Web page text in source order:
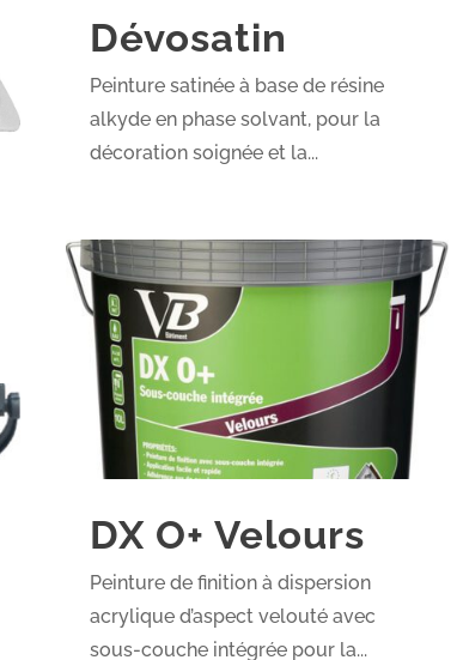
Dévosatin
Peinture satinée à base de résine
alkyde en phase solvant, pour la
décoration soignée et la...
DX O+ Velours
Peinture de finition à dispersion
acrylique d’aspect velouté avec
sous-couche intégrée pour la...